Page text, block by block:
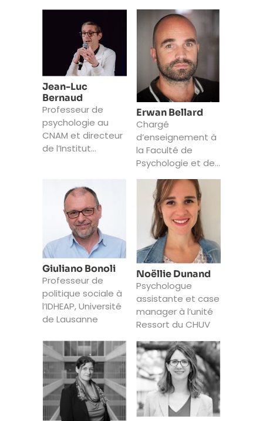
Jean-Luc
Bernaud
Professeur de
psychologie au
CNAM et directeur
de l’Institut
d’Orientation
Professionnelle.
Erwan Bellard
Chargé
d’enseignement à
la Faculté de
Psychologie et des
l’éducation,
Université de
Genève
Giuliano Bonoli
Professeur de
politique sociale à
l’IDHEAP, Université
de Lausanne
Noëllie Dunand
Psychologue
assistante et case
manager à l’unité
Ressort du CHUV